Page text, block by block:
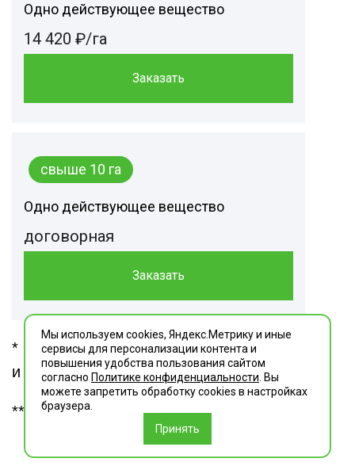
Одно действующее вещество
14 420 ₽/га
Заказать
свыше 10 га
Одно действующее вещество
договорная
Заказать
* Стоимость указана без скидок, скидки
и акции уточняйте у менеджера.
** Транспортные расходы — 40 р./км
Мы используем cookies, Яндекс.Метрику и иные
сервисы для персонализации контента и
повышения удобства пользования сайтом
согласно Политике конфиденциальности . Вы
можете запретить обработку сookies в настройках
браузера.
Принять